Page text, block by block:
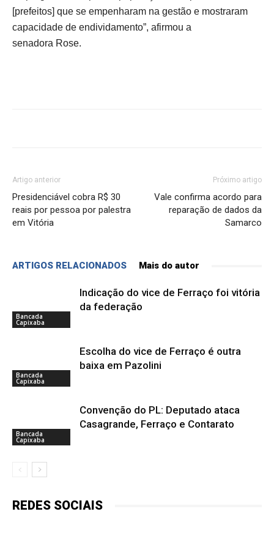
[prefeitos] que se empenharam na gestão e mostraram
capacidade de endividamento”, afirmou a
senadora Rose.
Artigo anterior
Presidenciável cobra R$ 30
reais por pessoa por palestra
em Vitória
Próximo artigo
Vale confirma acordo para
reparação de dados da
Samarco
ARTIGOS RELACIONADOS Mais do autor
Bancada
Capixaba
Indicação do vice de Ferraço foi vitória
da federação
Bancada
Capixaba
Escolha do vice de Ferraço é outra
baixa em Pazolini
Bancada
Capixaba
Convenção do PL: Deputado ataca
Casagrande, Ferraço e Contarato
REDES SOCIAIS